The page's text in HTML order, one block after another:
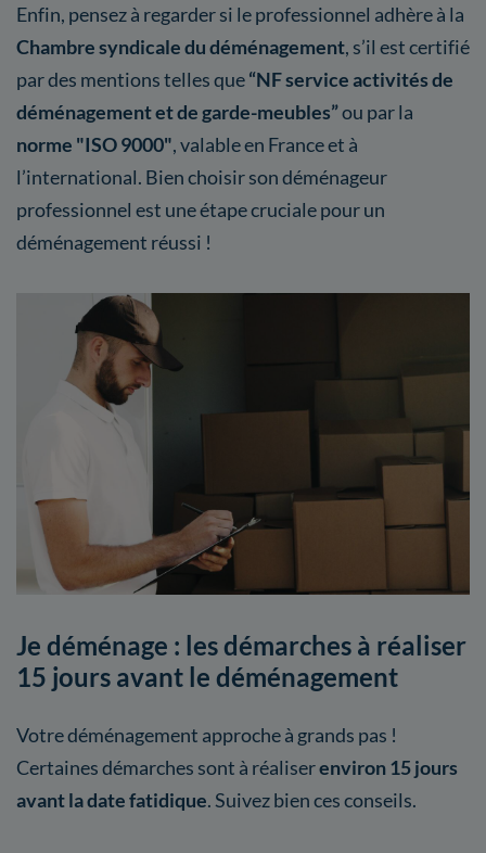
Enfin, pensez à regarder si le professionnel adhère à la
Chambre syndicale du déménagement, s’il est certifié
par des mentions telles que“NF service activités de
déménagement et de garde-meubles”ou par la
norme "ISO 9000", valable en France et à
l’international. Bien choisir son déménageur
professionnel est une étape cruciale pour un
déménagement réussi !
Je déménage : les démarches à réaliser
15 jours avant le déménagement
Votre déménagement approche à grands pas !
Certaines démarches sont à réaliserenviron 15 jours
avant la date fatidique. Suivez bien ces conseils.